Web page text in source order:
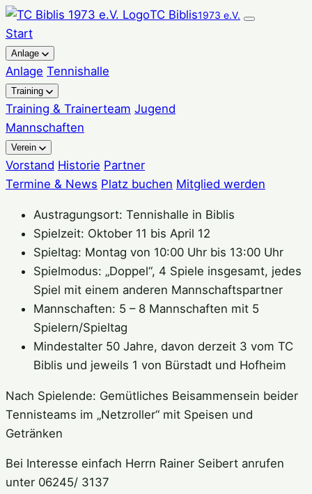
Zum
Inhalt
springen
TC Biblis1973 e.V.
Start
Anlage
Anlage Tennishalle
Training
Training & Trainerteam Jugend
Mannschaften
Verein
Vorstand Historie Partner
Termine & News Platz buchen Mitglied werden
Austragungsort: Tennishalle in Biblis
Spielzeit: Oktober 11 bis April 12
Spieltag: Montag von 10:00 Uhr bis 13:00 Uhr
Spielmodus: „Doppel“, 4 Spiele insgesamt, jedes
Spiel mit einem anderen Mannschaftspartner
Mannschaften: 5 – 8 Mannschaften mit 5
Spielern/Spieltag
Mindestalter 50 Jahre, davon derzeit 3 vom TC
Biblis und jeweils 1 von Bürstadt und Hofheim
Nach Spielende: Gemütliches Beisammensein beider
Tennisteams im „Netzroller“ mit Speisen und
Getränken
Bei Interesse einfach Herrn Rainer Seibert anrufen
unter 06245/ 3137